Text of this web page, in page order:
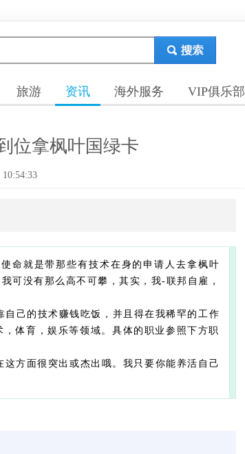
旅游 资讯 海外服务 VIP俱乐部
位拿枫叶国绿卡
10:54:33
就是带那些有技术在身的申请人去拿枫叶
可没有那么高不可攀，其实，我-联邦自雇，
己的技术赚钱吃饭，并且得在我稀罕的工作
体育，娱乐等领域。具体的职业参照下方职
方面很突出或杰出哦。我只要你能养活自己